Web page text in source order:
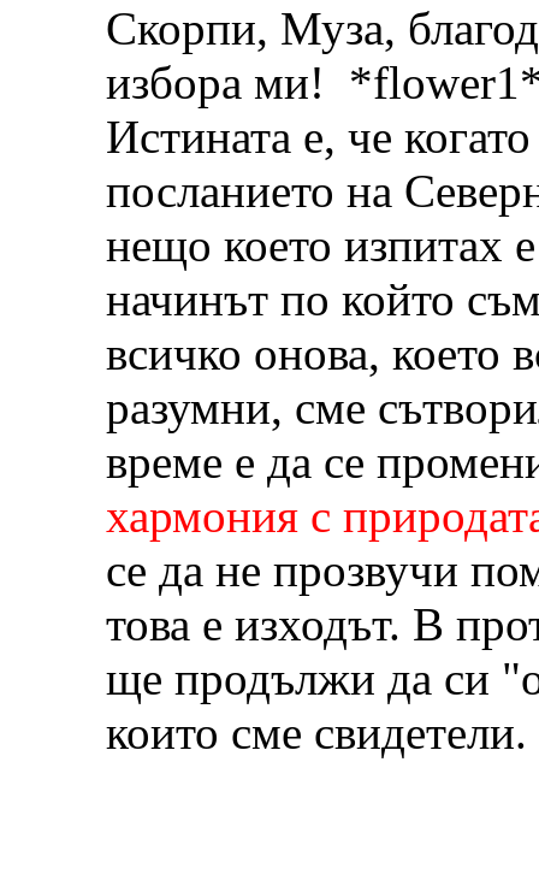
Скорпи, Муза,
избора ми!
Истината е, че
посланието на
нещо което изпитах
начинът по който
всичко онова, което
разумни, сме
време е да се
хармония с
се да не прозвучи
това е изходът. В
ще продължи да си
които сме свидетели.